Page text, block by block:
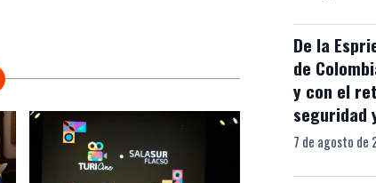
De la
de
y con el
seguridad
7 de agosto de